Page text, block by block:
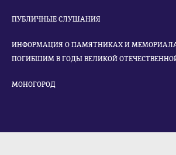
ПУБЛИЧНЫЕ СЛУШАНИЯ
ИНФОРМАЦИЯ О ПАМЯТНИКАХ И
ПОГИБШИМ В ГОДЫ ВЕЛИКОЙ ОТЕЧЕСТВЕННОЙ
МОНОГОРОД